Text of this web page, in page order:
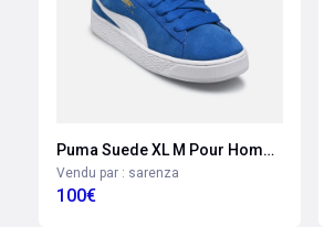
Puma Suede XL M Pour Homme
Vendu par : sarenza
100€